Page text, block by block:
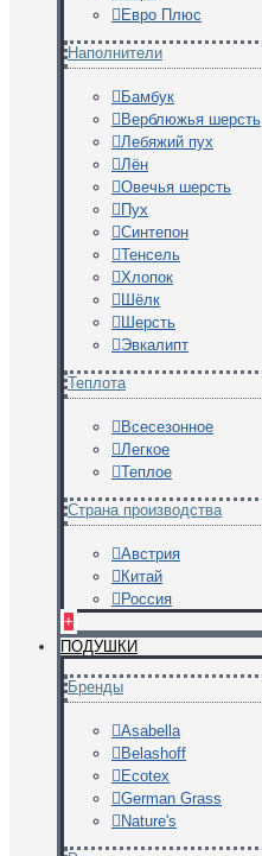
Евро Плюс
Наполнители
Бамбук
Верблюжья шерсть
Лебяжий пух
Лён
Овечья шерсть
Пух
Синтепон
Тенсель
Хлопок
Шёлк
Шерсть
Эвкалипт
Теплота
Всесезонное
Легкое
Теплое
Страна производства
Австрия
Китай
Россия
+
ПОДУШКИ
Бренды
Asabella
Belashoff
Ecotex
German Grass
Nature's